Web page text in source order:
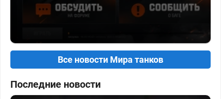
Все новости Мира танков
Последние новости